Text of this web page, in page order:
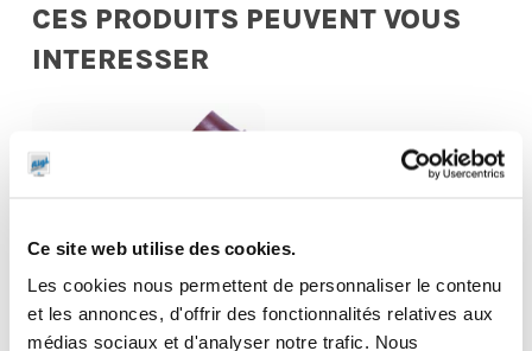
Ce site web utilise des cookies.
Les cookies nous permettent de personnaliser le contenu
et les annonces, d'offrir des fonctionnalités relatives aux
médias sociaux et d'analyser notre trafic. Nous
CES PRODUITS PEUVENT VOUS
INTERESSER
Embout pour